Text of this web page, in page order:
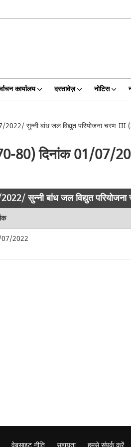
कार्यालय दस्तावेज़ नोटिस
2022/ सुन्नी बांध जल विद्युत परियोजना चरण-III
80) दिनांक 01/07/
सुन्नी बांध जल विद्युत
2022